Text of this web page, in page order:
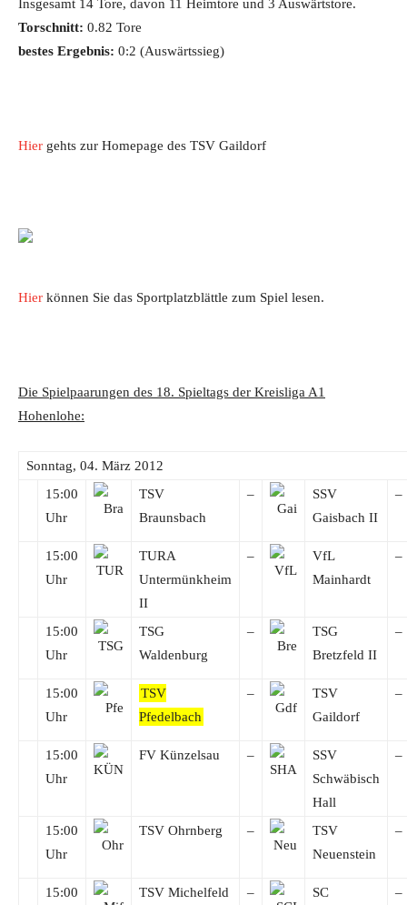
Insgesamt 14 Tore, davon 11 Heimtore und 3 Auswärtstore.
Torschnitt: 0.82 Tore
bestes Ergebnis: 0:2 (Auswärtssieg)
Hier gehts zur Homepage des TSV Gaildorf
Hier können Sie das Sportplatzblättle zum Spiel lesen.
Die Spielpaarungen des 18. Spieltags der Kreisliga A1
Hohenlohe:
Sonntag, 04. März 2012
15:00
Uhr
TSV
Braunsbach
–
SSV
Gaisbach II
–
15:00
Uhr
TURA
Untermünkheim
II
–
VfL
Mainhardt
–
15:00
Uhr
TSG
Waldenburg
–
TSG
Bretzfeld II
–
15:00
Uhr
TSV
Pfedelbach
–
TSV
Gaildorf
–
15:00
Uhr
FV Künzelsau –
SSV
Schwäbisch
Hall
–
15:00
Uhr
TSV Ohrnberg –
TSV
Neuenstein
–
15:00
TSV Michelfeld –
SC
–